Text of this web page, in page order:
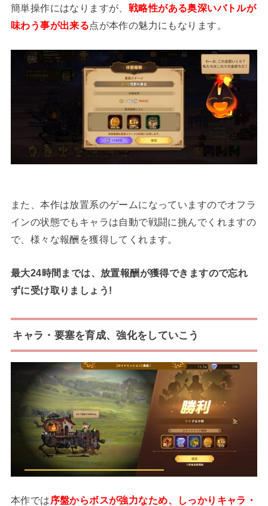
簡単操作にはなりますが、 戦略性がある奥深いバトルが
味わう事が出来る点が本作の魅力にもなります。
また、本作は放置系のゲームになっていますのでオフラ
インの状態でもキャラは自動で戦闘に挑んでくれますの
で、様々な報酬を獲得してくれます。
最大24時間までは、放置報酬が獲得できますので忘れ
ずに受け取りましょう!
キャラ・要塞を育成、強化をしていこう
本作では 序盤からボスが強力なため、しっかりキャラ・